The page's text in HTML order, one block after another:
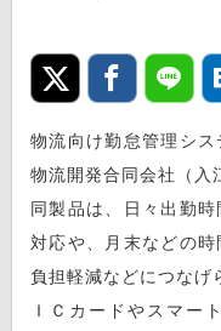
物流向け勤怠管理シ
物流開発合同会社（入
同製品は、日々出勤
対応や、月末などの
負担軽減などにつなげ
ＩＣカードやスマー